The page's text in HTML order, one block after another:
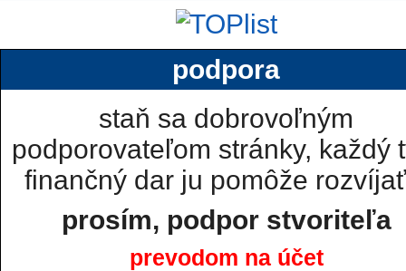
podpora
staň sa dobrovoľným
podporovateľom stránky, každý
finančný dar ju pomôže
prosím, podpor stvoriteľa
prevodom na účet